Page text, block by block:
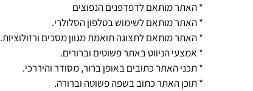
* האתר מותאם לדפדפנים הנפוצים
* האתר מותאם לשימוש בטלפון הסלולרי.
* האתר מותאם לתצוגה תואמת מגוון מסכים ורזולוציות.
* אמצעי הניווט באתר פשוטים וברורים.
* תכני האתר כתובים באופן ברור, מסודר והיררכי.
* תוכן האתר כתוב בשפה פשוטה וברורה.